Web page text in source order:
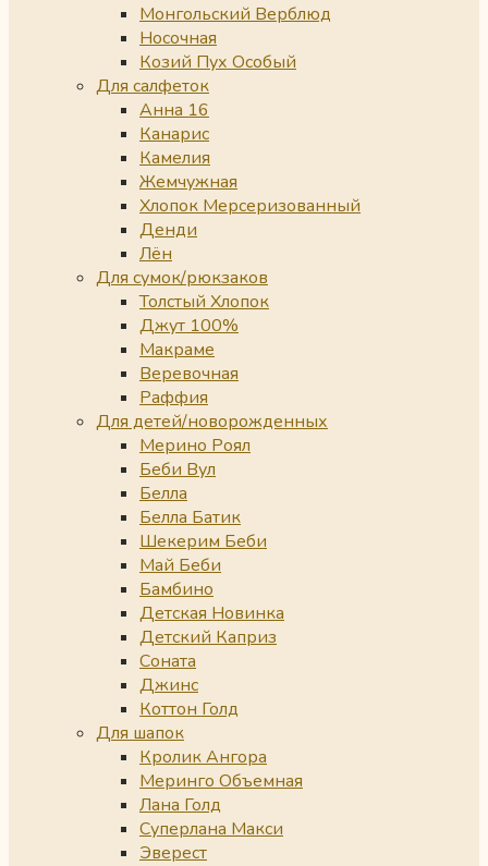
Монгольский Верблюд
Носочная
Козий Пух Особый
Для салфеток
Анна 16
Канарис
Камелия
Жемчужная
Хлопок Мерсеризованный
Денди
Лён
Для сумок/рюкзаков
Толстый Хлопок
Джут 100%
Макраме
Веревочная
Раффия
Для детей/новорожденных
Мерино Роял
Беби Вул
Белла
Белла Батик
Шекерим Беби
Май Беби
Бамбино
Детская Новинка
Детский Каприз
Соната
Джинс
Коттон Голд
Для шапок
Кролик Ангора
Меринго Объемная
Лана Голд
Суперлана Макси
Эверест